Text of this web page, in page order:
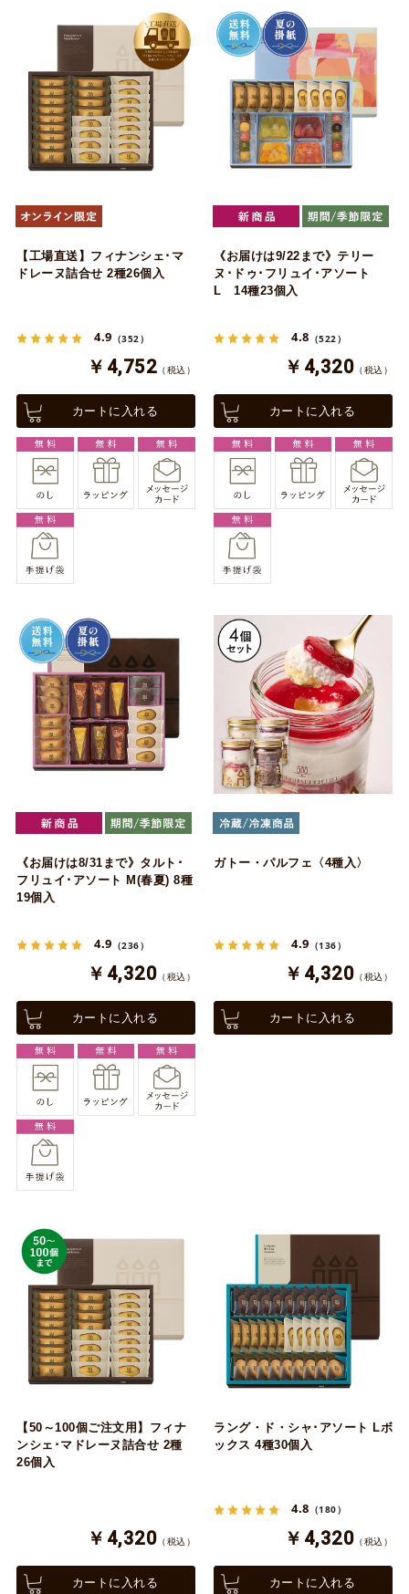
【工場直送】フィナンシェ･マ
ドレーヌ詰合せ 2種26個入
4.9 （352）
￥4,752 （税込）
カートに入れる
《お届けは9/22まで》テリー
ヌ･ドゥ･フリュイ･アソート
L 14種23個入
4.8 （522）
￥4,320 （税込）
カートに入れる
《お届けは8/31まで》タルト･
フリュイ･アソート M(春夏) 8種
19個入
4.9 （236）
￥4,320 （税込）
カートに入れる
ガトー・パルフェ〈4種入〉
4.9 （136）
￥4,320 （税込）
カートに入れる
【50～100個ご注文用】フィナ
ンシェ･マドレーヌ詰合せ 2種
26個入
￥4,320 （税込）
カートに入れる
ラング・ド・シャ･アソート Lボ
ックス 4種30個入
4.8 （180）
￥4,320 （税込）
カートに入れる